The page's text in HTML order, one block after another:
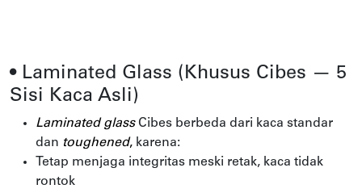
• Laminated Glass (Khusus Cibes — 5
Sisi Kaca Asli)
Laminated glassCibes berbeda dari kaca standar
dan toughened, karena:
Tetap menjaga integritas meski retak, kaca tidak
rontok